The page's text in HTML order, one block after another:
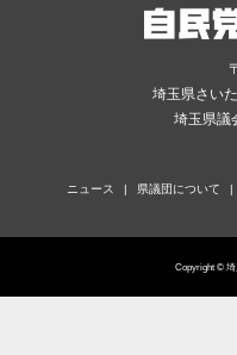
埼玉県さい
埼玉県議
ニュース 県議団について
Copyright ©